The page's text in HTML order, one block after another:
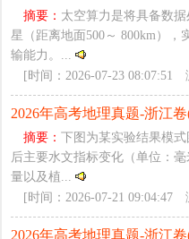
摘要： 太空算力是将具备数
星（距离地面500～ 800km）
输能力。...
[时间：2026-07-23 08:07:51
2026年高考地理真题-浙江
摘要：下图为某实验结果模
后主要水文指标变化（单位：
量以及植...
[时间：2026-07-21 09:04:47
2026年高考地理真题-浙江